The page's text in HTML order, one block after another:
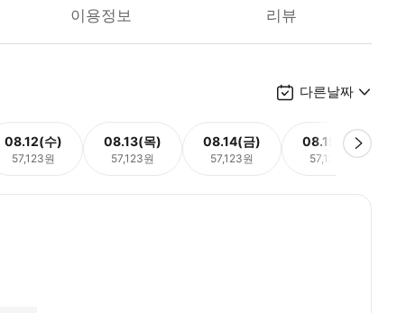
이용정보 리뷰
다른날짜
08.12(수)
57,123원
08.13(목)
57,123원
08.14(금)
57,123원
08.15(토)
57,123원